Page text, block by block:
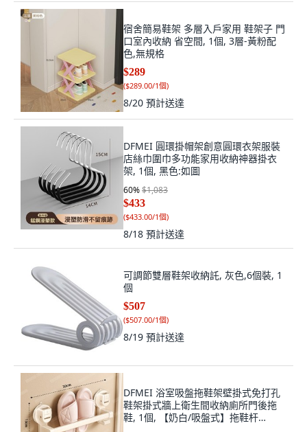
宿舍簡易鞋架 多層入戶家用 鞋架子 門
口室內收納 省空間, 1個, 3層-黃粉配
色,無規格
$289
($289.00/1個)
8/20 預計送達
DFMEI 圓環掛帽架創意圓環衣架服裝
店絲巾圍巾多功能家用收納神器掛衣
架, 1個, 黑色:如圖
60%$1,083
$433
($433.00/1個)
8/18 預計送達
可調節雙層鞋架收納託, 灰色,6個裝, 1
個
$507
($507.00/1個)
8/19 預計送達
DFMEI 浴室吸盤拖鞋架壁掛式免打孔
鞋架掛式牆上衛生間收納廁所門後拖
鞋, 1個, 【奶白/吸盤式】拖鞋杆